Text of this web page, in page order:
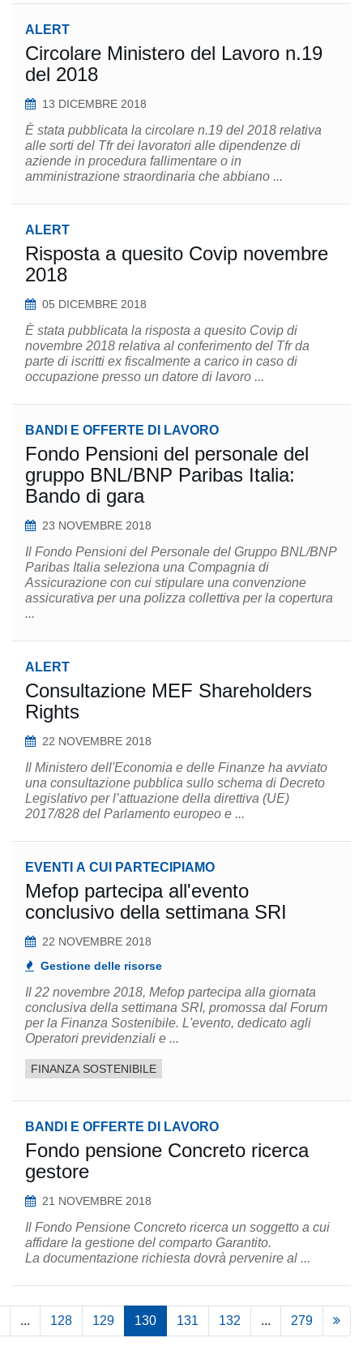
ALERT
Circolare Ministero del Lavoro n.19
del 2018
13 DICEMBRE 2018
È stata pubblicata la circolare n.19 del 2018 relativa
alle sorti del Tfr dei lavoratori alle dipendenze di
aziende in procedura fallimentare o in
amministrazione straordinaria che abbiano ...
ALERT
Risposta a quesito Covip novembre
2018
05 DICEMBRE 2018
È stata pubblicata la risposta a quesito Covip di
novembre 2018 relativa al conferimento del Tfr da
parte di iscritti ex fiscalmente a carico in caso di
occupazione presso un datore di lavoro ...
BANDI E OFFERTE DI LAVORO
Fondo Pensioni del personale del
gruppo BNL/BNP Paribas Italia:
Bando di gara
23 NOVEMBRE 2018
Il Fondo Pensioni del Personale del Gruppo BNL/BNP
Paribas Italia seleziona una Compagnia di
Assicurazione con cui stipulare una convenzione
assicurativa per una polizza collettiva per la copertura
...
ALERT
Consultazione MEF Shareholders
Rights
22 NOVEMBRE 2018
Il Ministero dell'Economia e delle Finanze ha avviato
una consultazione pubblica sullo schema di Decreto
Legislativo per l’attuazione della direttiva (UE)
2017/828 del Parlamento europeo e ...
EVENTI A CUI PARTECIPIAMO
Mefop partecipa all'evento
conclusivo della settimana SRI
22 NOVEMBRE 2018
Gestione delle risorse
Il 22 novembre 2018, Mefop partecipa alla giornata
conclusiva della settimana SRI, promossa dal Forum
per la Finanza Sostenibile. L'evento, dedicato agli
Operatori previdenziali e ...
FINANZA SOSTENIBILE
BANDI E OFFERTE DI LAVORO
Fondo pensione Concreto ricerca
gestore
21 NOVEMBRE 2018
Il Fondo Pensione Concreto ricerca un soggetto a cui
affidare la gestione del comparto Garantito.
La documentazione richiesta dovrà pervenire al ...
... 128 129 130 131 132 ... 279